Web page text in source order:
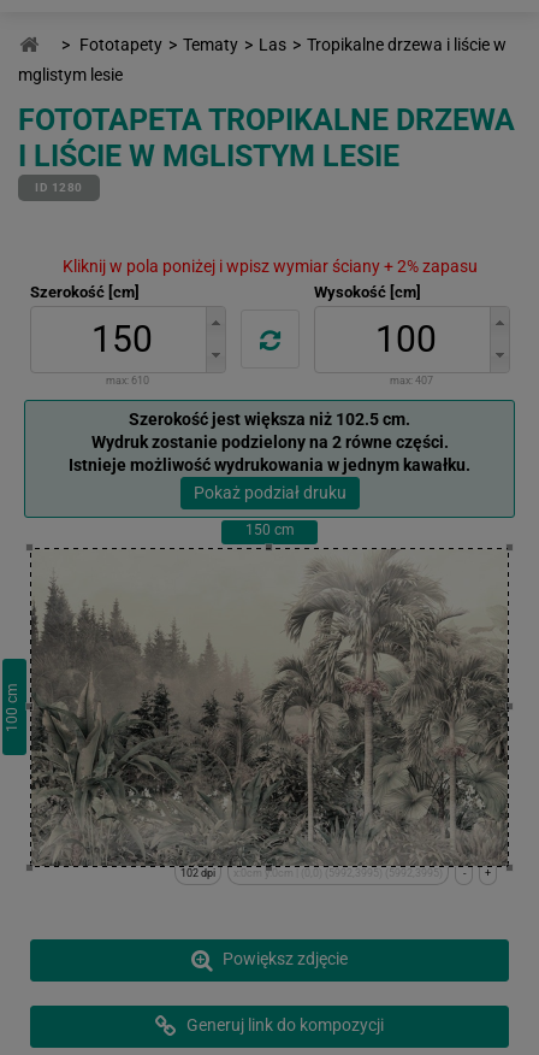
> Fototapety > Tematy > Las > Tropikalne drzewa i liście w
mglistym lesie
FOTOTAPETA TROPIKALNE DRZEWA
I LIŚCIE W MGLISTYM LESIE
ID 1280
Kliknij w pola poniżej i wpisz wymiar ściany + 2% zapasu
Szerokość [cm]
max: 610
Wysokość [cm]
max: 407
Szerokość jest większa niż 102.5 cm.
Wydruk zostanie podzielony na 2 równe części.
Istnieje możliwość wydrukowania w jednym kawałku.
Pokaż podział druku
150 cm
100
cm
+
-
x:0cm y:0cm | (0,0) (5992,3995) (5992,3995)
102 dpi
Powiększ zdjęcie
Generuj link do kompozycji